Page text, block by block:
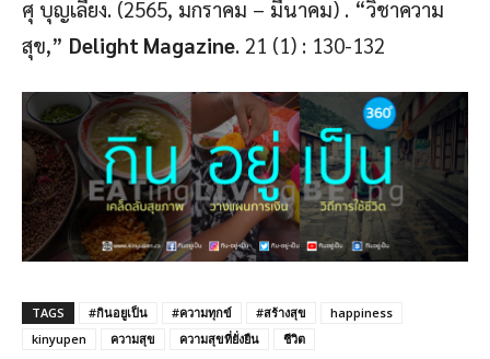
ศุ บุญเลี้ยง. (2565, มกราคม – มีนาคม) . “วิชาความ
สุข,” Delight Magazine. 21 (1) : 130-132
TAGS #กินอยูเป็น #ความทุกข์ #สร้างสุข
happiness
kinyupen
ความสุข ความสุขที่ยั่งยืน ชีวิต